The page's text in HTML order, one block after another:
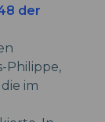
der
Philippe,
im